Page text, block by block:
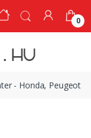
0
- Honda, Peugeot |
0